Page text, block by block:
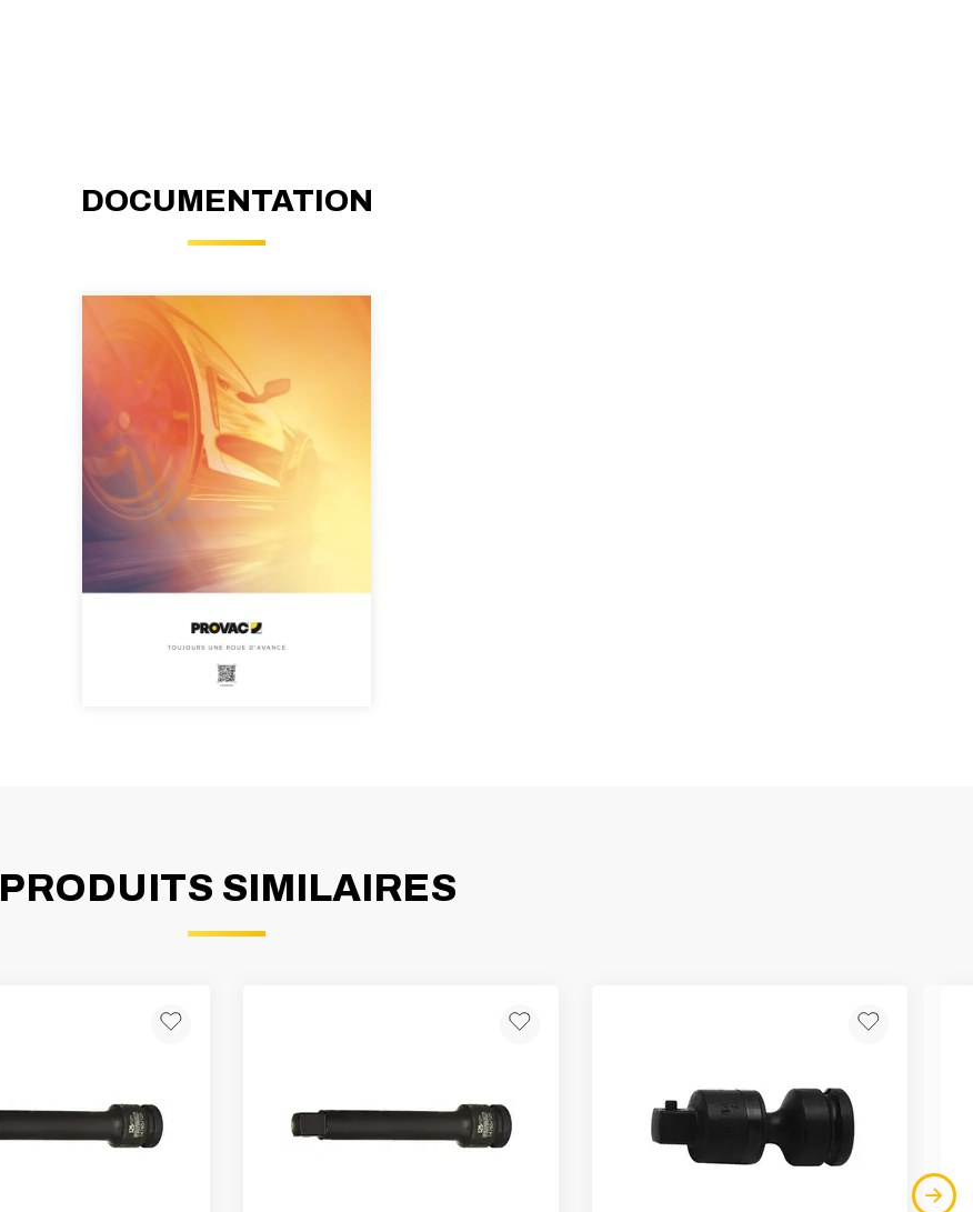
DOCUMENTATION
PRODUITS SIMILAIRES